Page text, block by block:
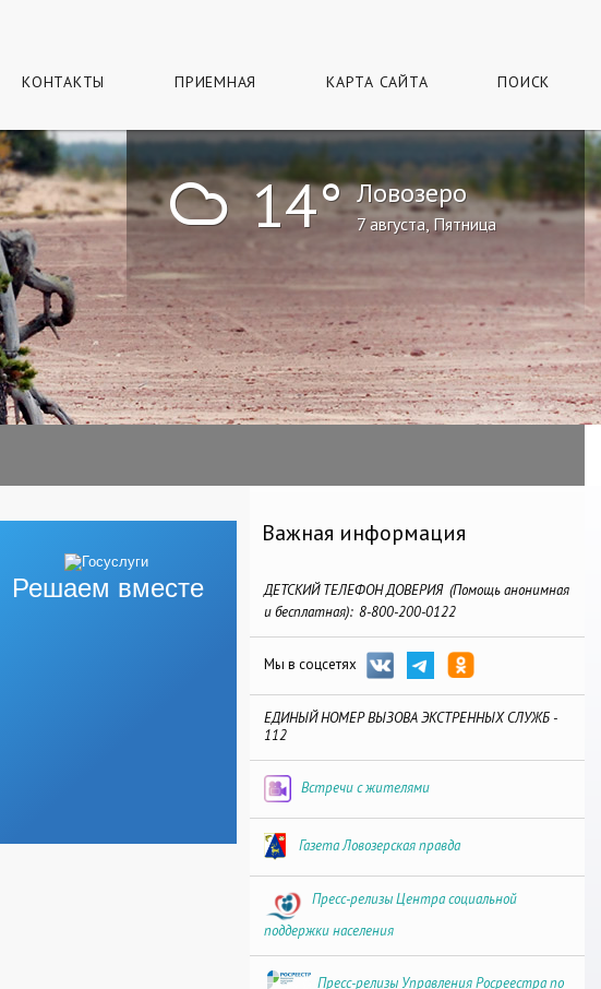
КОНТАКТЫ ПРИЕМНАЯ КАРТА САЙТА ПОИСК
! 14° Ловозеро
7 августа, Пятница
Решаем вместе
Важная информация
ДЕТСКИЙ ТЕЛЕФОН ДОВЕРИЯ (Помощь анонимная
и бесплатная): 8-800-200-0122
Мы в соцсетях
ЕДИНЫЙ НОМЕР ВЫЗОВА ЭКСТРЕННЫХ СЛУЖБ -
112
Встречи с жителями
Газета Ловозерская правда
Пресс-релизы Центра социальной
поддержки населения
Пресс-релизы Управления Росреестра по